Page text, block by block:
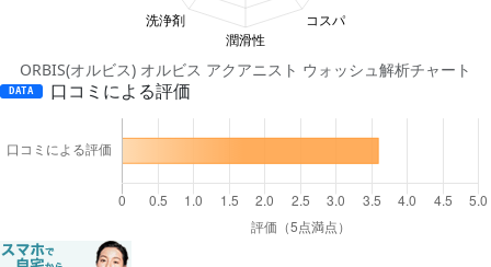
ORBIS(オルビス) オルビス アクアニスト ウォッシュ解析チャート
DATA 口コミによる評価